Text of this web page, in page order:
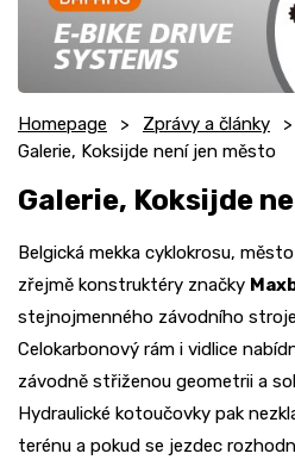
Homepage Zprávy a články
Galerie, Koksijde není jen město
Galerie, Koksijde
Belgická mekka cyklokrosu,
zřejmě konstruktéry značky
stejnojmenného závodního
Celokarbonový rám i vidlice
závodně střiženou geometrii a
Hydraulické kotoučovky pak
terénu a pokud se jezdec